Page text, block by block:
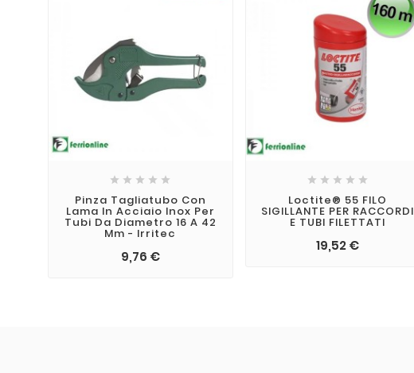
    
Pinza Tagliatubo Con
Lama In Acciaio Inox Per
Tubi Da Diametro 16 A 42
Mm - Irritec
9,76 €
    
Loctite® 55 FILO
SIGILLANTE PER RACCORDI
E TUBI FILETTATI
19,52 €